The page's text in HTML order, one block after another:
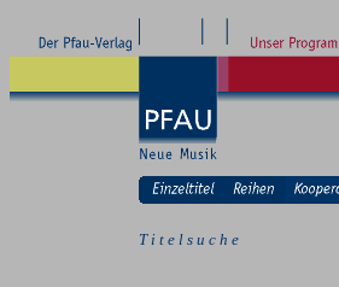
T i t e l s u c h e